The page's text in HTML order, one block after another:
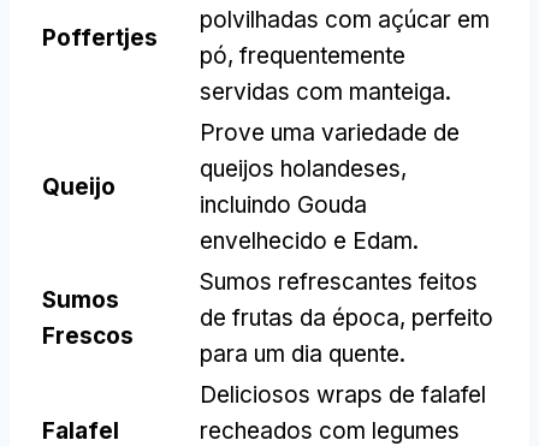
Poffertjes
polvilhadas com açúcar em
pó, frequentemente
servidas com manteiga.
Queijo
Prove uma variedade de
queijos holandeses,
incluindo Gouda
envelhecido e Edam.
Sumos
Frescos
Sumos refrescantes feitos
de frutas da época, perfeito
para um dia quente.
Falafel
Deliciosos wraps de falafel
recheados com legumes